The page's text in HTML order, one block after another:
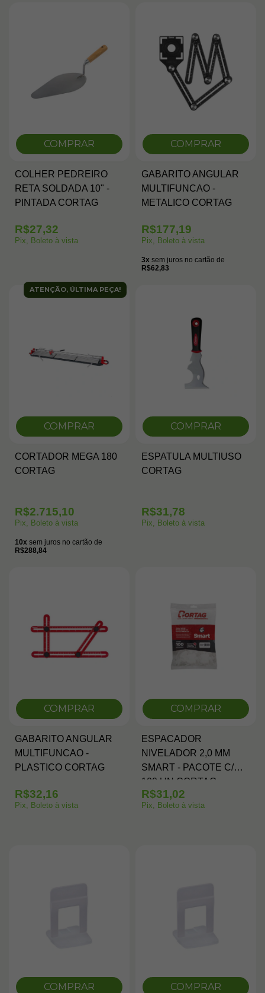
COMPRAR
COLHER PEDREIRO
RETA SOLDADA 10" -
PINTADA CORTAG
R$27,32
Pix, Boleto à vista
COMPRAR
GABARITO ANGULAR
MULTIFUNCAO -
METALICO CORTAG
R$177,19
Pix, Boleto à vista
3x sem juros no cartão de
R$62,83
ATENÇÃO, ÚLTIMA PEÇA!
COMPRAR
CORTADOR MEGA 180
CORTAG
R$2.715,10
Pix, Boleto à vista
10x sem juros no cartão de
R$288,84
COMPRAR
ESPATULA MULTIUSO
CORTAG
R$31,78
Pix, Boleto à vista
COMPRAR
GABARITO ANGULAR
MULTIFUNCAO -
PLASTICO CORTAG
R$32,16
Pix, Boleto à vista
COMPRAR
ESPACADOR
NIVELADOR 2,0 MM
SMART - PACOTE C/
100 UN CORTAG
R$31,02
Pix, Boleto à vista
COMPRAR COMPRAR